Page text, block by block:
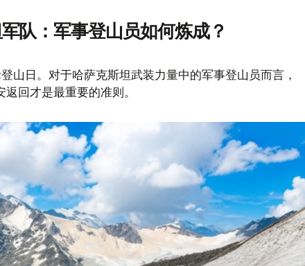
队：军事登山员如何炼成？
山日。对于哈萨克斯坦武装力量中的军事登山员而言，
回才是最重要的准则。